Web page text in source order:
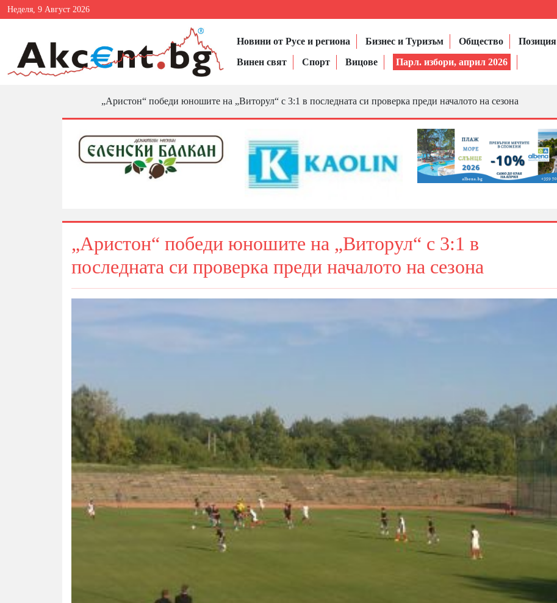
Неделя, 9 Август 2026
Новини от Русе и региона Бизнес и Туризъм Общество Позиция
Винен свят
Спорт Вицове Парл. избори, април 2026
„Аристон“ победи юношите на „Виторул“ с 3:1 в последната си проверка преди началото на сезона
„Аристон“ победи юношите на „Виторул“ с 3:1 в
последната си проверка преди началото на сезона